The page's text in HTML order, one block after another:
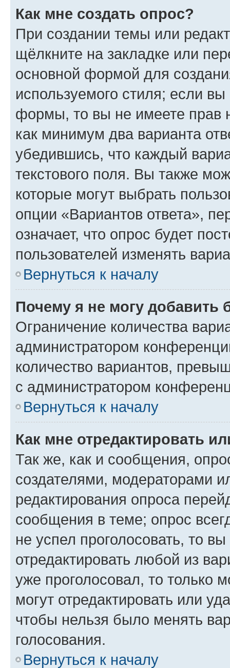
Как мне создать опрос?
При создании темы или
щёлкните на закладке или
основной формой для
используемого стиля; если
формы, то вы не имеете прав
как минимум два варианта
убедившись, что каждый
текстового поля. Вы также
которые могут выбрать
опции «Вариантов ответа»,
означает, что опрос будет
пользователей изменять
Вернуться к началу
Почему я не могу добавить
Ограничение количества
администратором
количество вариантов,
с администратором
Вернуться к началу
Как мне отредактировать
Так же, как и сообщения,
создателями, модераторами
редактирования опроса
сообщения в теме; опрос
не успел проголосовать, то
отредактировать любой из
уже проголосовал, то только
могут отредактировать или
чтобы нельзя было менять
голосования.
Вернуться к началу